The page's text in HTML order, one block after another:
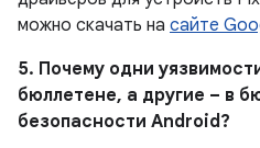
можно скачать на сайте
5. Почему одни
бюллетене, а другие – в
безопасности Android?